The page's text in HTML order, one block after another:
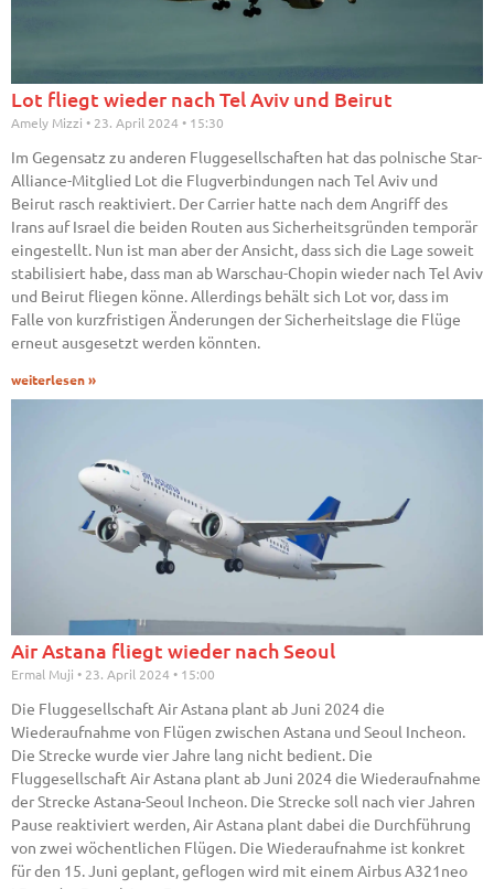
Lot fliegt wieder nach Tel Aviv und Beirut
Amely Mizzi 23. April 2024 15:30
Im Gegensatz zu anderen Fluggesellschaften hat das polnische Star-
Alliance-Mitglied Lot die Flugverbindungen nach Tel Aviv und
Beirut rasch reaktiviert. Der Carrier hatte nach dem Angriff des
Irans auf Israel die beiden Routen aus Sicherheitsgründen temporär
eingestellt. Nun ist man aber der Ansicht, dass sich die Lage soweit
stabilisiert habe, dass man ab Warschau-Chopin wieder nach Tel Aviv
und Beirut fliegen könne. Allerdings behält sich Lot vor, dass im
Falle von kurzfristigen Änderungen der Sicherheitslage die Flüge
erneut ausgesetzt werden könnten.
weiterlesen »
Air Astana fliegt wieder nach Seoul
Ermal Muji 23. April 2024 15:00
Die Fluggesellschaft Air Astana plant ab Juni 2024 die
Wiederaufnahme von Flügen zwischen Astana und Seoul Incheon.
Die Strecke wurde vier Jahre lang nicht bedient. Die
Fluggesellschaft Air Astana plant ab Juni 2024 die Wiederaufnahme
der Strecke Astana-Seoul Incheon. Die Strecke soll nach vier Jahren
Pause reaktiviert werden, Air Astana plant dabei die Durchführung
von zwei wöchentlichen Flügen. Die Wiederaufnahme ist konkret
für den 15. Juni geplant, geflogen wird mit einem Airbus A321neo